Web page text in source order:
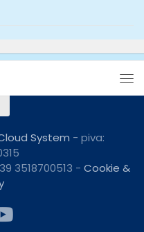
System - piva:
3518700513 - Cookie &